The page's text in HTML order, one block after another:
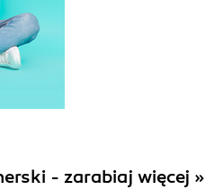
- zarabiaj więcej »